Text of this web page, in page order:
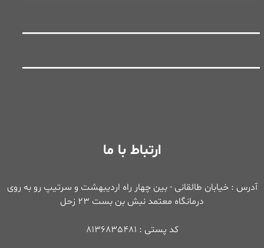
ارتباط با ما
آدرس : خیابان طالقانی - بین چهار راه اردیبهشت و سرتیپ رو به روی
درمانگاه معتمد نبش بن بست 23 زحل
کد پستی : 8136835481